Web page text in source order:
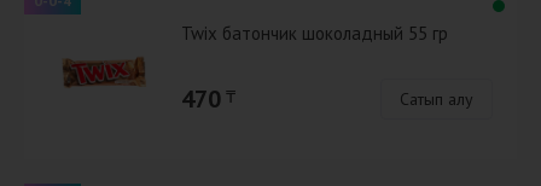
Twix батончик шоколадный 55 гр
470 ₸ Сатып алу